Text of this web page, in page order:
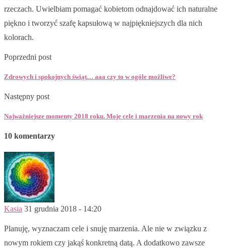
rzeczach. Uwielbiam pomagać kobietom odnajdować ich naturalne
piękno i tworzyć szafę kapsułową w najpiękniejszych dla nich
kolorach.
Poprzedni post
Zdrowych i spokojnych świąt… aaa czy to w ogóle możliwe?
Następny post
Najważniejsze momenty 2018 roku. Moje cele i marzenia na nowy rok
10 komentarzy
Kasia 31 grudnia 2018 - 14:20
Planuję, wyznaczam cele i snuję marzenia. Ale nie w związku z
nowym rokiem czy jakąś konkretną datą. A dodatkowo zawsze